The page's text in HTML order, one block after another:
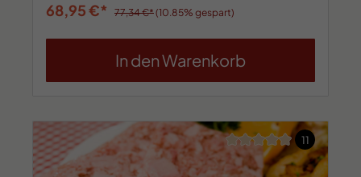
68,95 €* 77,34 €*(10.85% gespart)
In den Warenkorb
Durchschnittliche
11